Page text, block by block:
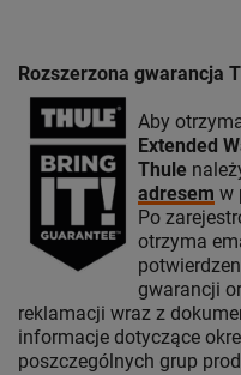
Rozszerzona gwarancja
Aby
Extended
Thule
adresem w
Po
otrzyma
gwarancji
reklamacji wraz z
informacje dotyczące
poszczególnych grup